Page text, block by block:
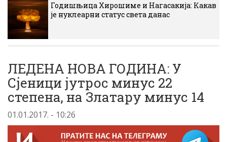
Годишњица Хирошиме и Нагасакија: Какав
је нуклеарни статус света данас
ЛЕДЕНА НОВА ГОДИНА: У
Сјеници јутрос минус 22
степена, на Златару минус 14
01.01.2017. - 10:26